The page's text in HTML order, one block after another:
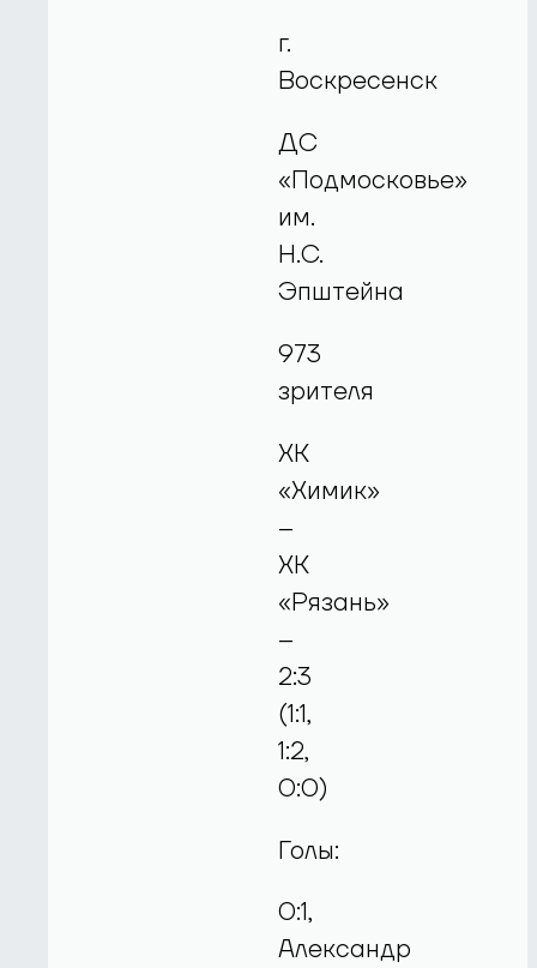
г.
Воскресенск
ДС
«Подмосковье»
им.
Н.С.
Эпштейна
973
зрителя
ХК
«Химик»
–
ХК
«Рязань»
–
2:3
(1:1,
1:2,
0:0)
Голы:
0:1,
Александр